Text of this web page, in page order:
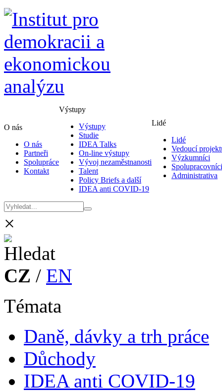
O nás
O nás
Partneři
Spolupráce
Kontakt
Výstupy
Výstupy
Studie
IDEA Talks
On-line výstupy
Vývoj nezaměstnanosti
Talent
Policy Briefs a další
IDEA anti COVID-19
Lidé
Lidé
Vedoucí
Výzkumníci
Spolupracovníci
Administrativa
×
CZ / EN
Témata
Daně, dávky a trh práce
Důchody
IDEA anti COVID-19